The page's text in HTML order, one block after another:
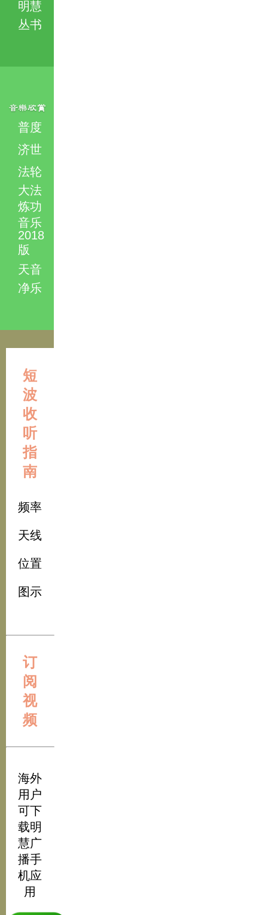
明慧
丛书
普度
济世
法轮
大法
炼功
音乐
2018
版
天音
净乐
短
波
收
听
指
南
频率
天线
位置
图示
订
阅
视
频
海外
用户
可下
载明
慧广
播手
机应
用